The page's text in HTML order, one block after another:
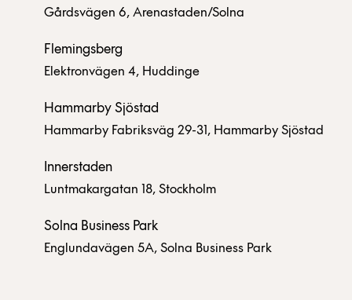
Gårdsvägen 6, Arenastaden/Solna
Flemingsberg
Elektronvägen 4, Huddinge
Hammarby Sjöstad
Hammarby Fabriksväg 29-31, Hammarby Sjöstad
Innerstaden
Luntmakargatan 18, Stockholm
Solna Business Park
Englundavägen 5A, Solna Business Park